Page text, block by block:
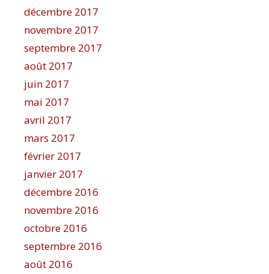
décembre 2017
novembre 2017
septembre 2017
août 2017
juin 2017
mai 2017
avril 2017
mars 2017
février 2017
janvier 2017
décembre 2016
novembre 2016
octobre 2016
septembre 2016
août 2016